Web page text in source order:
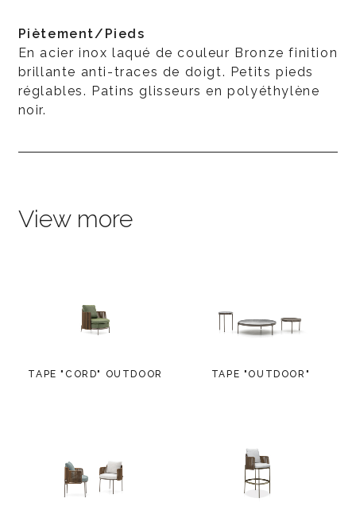
Piètement/Pieds
En acier inox laqué de couleur Bronze finition
brillante anti-traces de doigt. Petits pieds
réglables. Patins glisseurs en polyéthylène
noir.
View more
TAPE "CORD" OUTDOOR TAPE "OUTDOOR"